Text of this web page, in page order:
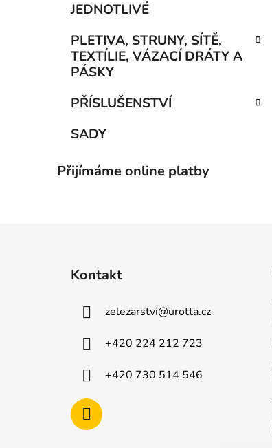
JEDNOTLIVÉ
PLETIVA, STRUNY, SÍTĚ,
TEXTÍLIE, VÁZACÍ DRÁTY A
PÁSKY
PŘÍSLUŠENSTVÍ
SADY
Přijímáme online platby
Kontakt
zelezarstvi@urotta.cz
+420 224 212 723
+420 730 514 546